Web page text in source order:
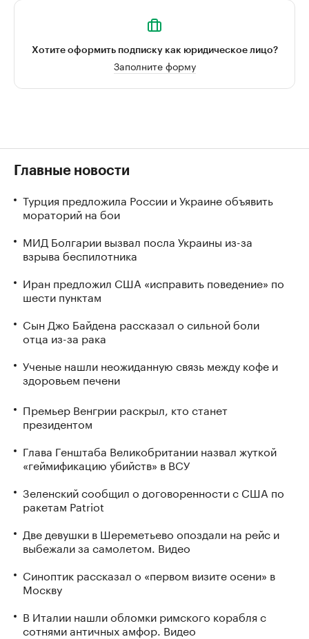
Хотите оформить подписку как юридическое лицо?
Заполните форму
Главные новости
Турция предложила России и Украине объявить
мораторий на бои
МИД Болгарии вызвал посла Украины из-за
взрыва беспилотника
Иран предложил США «исправить поведение» по
шести пунктам
Сын Джо Байдена рассказал о сильной боли
отца из-за рака
Ученые нашли неожиданную связь между кофе и
здоровьем печени
Премьер Венгрии раскрыл, кто станет
президентом
Глава Генштаба Великобритании назвал жуткой
«геймификацию убийств» в ВСУ
Зеленский сообщил о договоренности с США по
ракетам Patriot
Две девушки в Шереметьево опоздали на рейс и
выбежали за самолетом. Видео
Синоптик рассказал о «первом визите осени» в
Москву
В Италии нашли обломки римского корабля с
сотнями античных амфор. Видео